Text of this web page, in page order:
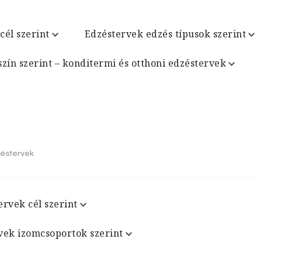
szerint Edzéstervek edzés típusok szerint
szerint – konditermi és otthoni edzéstervek
cél szerint
izomcsoportok szerint